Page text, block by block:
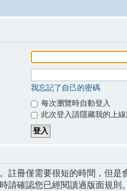
我忘記了自己的密碼
每次瀏覽時自動登入
此次登入請隱藏我的上
註冊僅需要很短的時間，但
請確認您已經閱讀過版面規則